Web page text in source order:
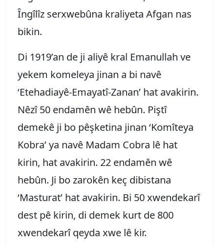
Îngîlîz serxwebûna kraliyeta Afgan nas
bikin.
Di 1919’an de ji aliyê kral Emanullah ve
yekem komeleya jinan a bi navê
‘Etehadiayê-Emayatî-Zanan’ hat avakirin.
Nêzî 50 endamên wê hebûn. Piştî
demekê ji bo pêşketina jinan ‘Komîteya
Kobra’ ya navê Madam Cobra lê hat
kirin, hat avakirin. 22 endamên wê
hebûn. Ji bo zarokên keç dibistana
‘Masturat’ hat avakirin. Bi 50 xwendekarî
dest pê kirin, di demek kurt de 800
xwendekarî qeyda xwe lê kir.